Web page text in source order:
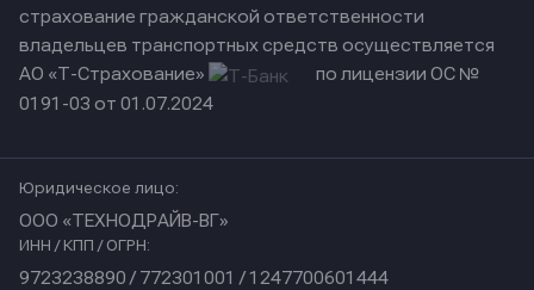
страхование гражданской ответственности
владельцев транспортных средств осуществляется
АО «Т-Страхование»
по лицензии ОС №
0191-03 от 01.07.2024
Юридическое лицо:
ООО «ТЕХНОДРАЙВ-ВГ»
ИНН / КПП / ОГРН:
9723238890 / 772301001 / 1247700601444